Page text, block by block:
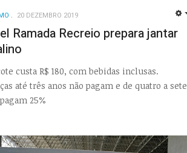
20 DEZEMBRO 2019
Ramada Recreio prepara jantar
custa R$ 180, com bebidas inclusas.
até três anos não pagam e de quatro a sete
25%